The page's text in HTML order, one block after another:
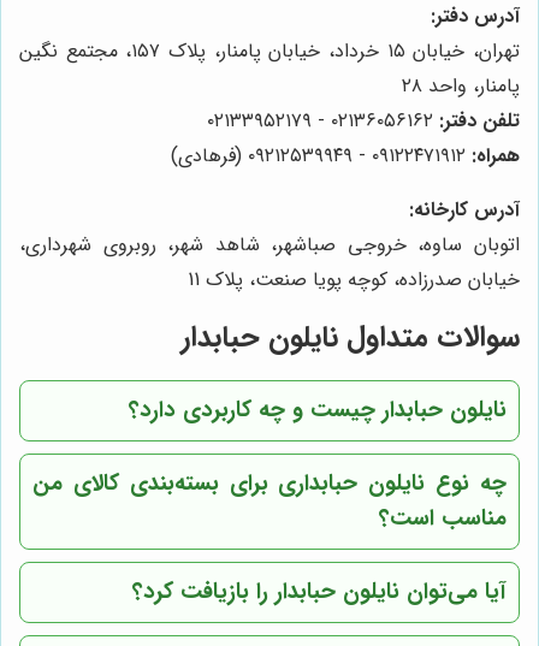
آدرس دفتر:
تهران، خیابان ۱۵ خرداد، خیابان پامنار، پلاک ۱۵۷، مجتمع نگین
پامنار، واحد ۲۸
تلفن دفتر:
همراه:
آدرس کارخانه:
اتوبان ساوه، خروجی صباشهر، شاهد شهر، روبروی شهرداری،
خیابان صدرزاده، کوچه پویا صنعت، پلاک 11
سوالات متداول نایلون حبابدار
نایلون حبابدار چیست و چه کاربردی دارد؟
چه نوع نایلون حبابداری برای بسته‌بندی کالای من
مناسب است؟
آیا می‌توان نایلون حبابدار را بازیافت کرد؟